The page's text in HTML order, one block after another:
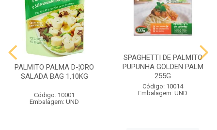
PALMITO PALMA D-¦ORO
SALADA BAG 1,10KG
Código: 10001
Embalagem: UND
SPAGHETTI DE PALMITO
PUPUNHA GOLDEN PALM
255G
Código: 10014
Embalagem: UND